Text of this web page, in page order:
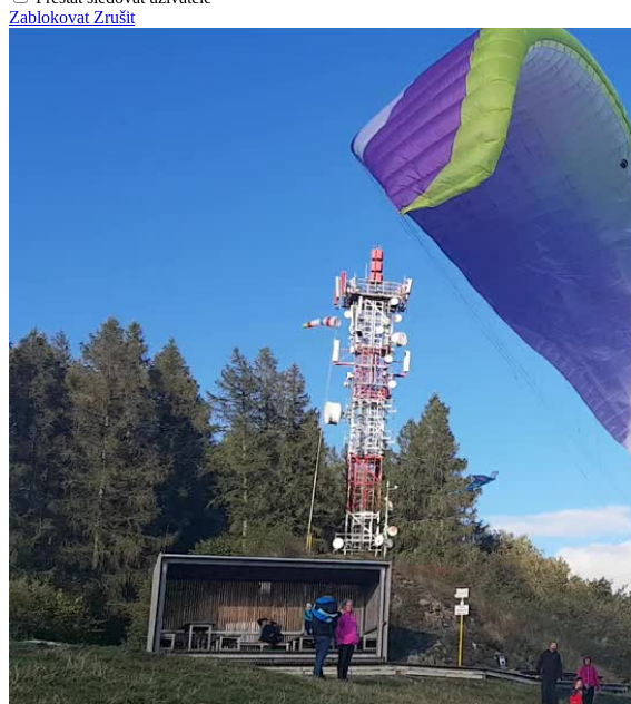
Zablokovat Zrušit